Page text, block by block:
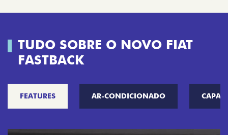
TUDO SOBRE O NOVO FIAT
FASTBACK
FEATURES AR-CONDICIONADO